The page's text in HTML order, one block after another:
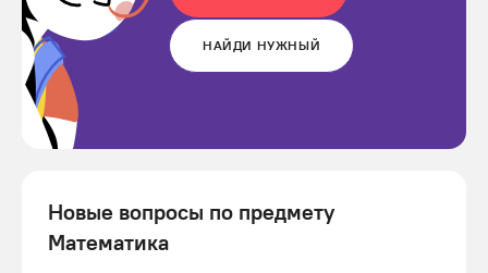
НАЙДИ НУЖНЫЙ
Новые вопросы по предмету
Математика